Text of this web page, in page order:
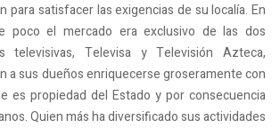
para satisfacer las exigencias de su localía. En
poco el mercado era exclusivo de las dos
televisivas, Televisa y Televisión Azteca,
a sus dueños enriquecerse groseramente con
es propiedad del Estado y por consecuencia
Quien más ha diversificado sus actividades